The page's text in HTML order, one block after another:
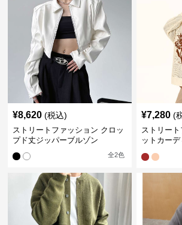
¥8,620 (税込)
ストリートファッション クロッ
プド丈ジッパーブルゾン
全2色
¥7,280 (
ストリー
ットカー